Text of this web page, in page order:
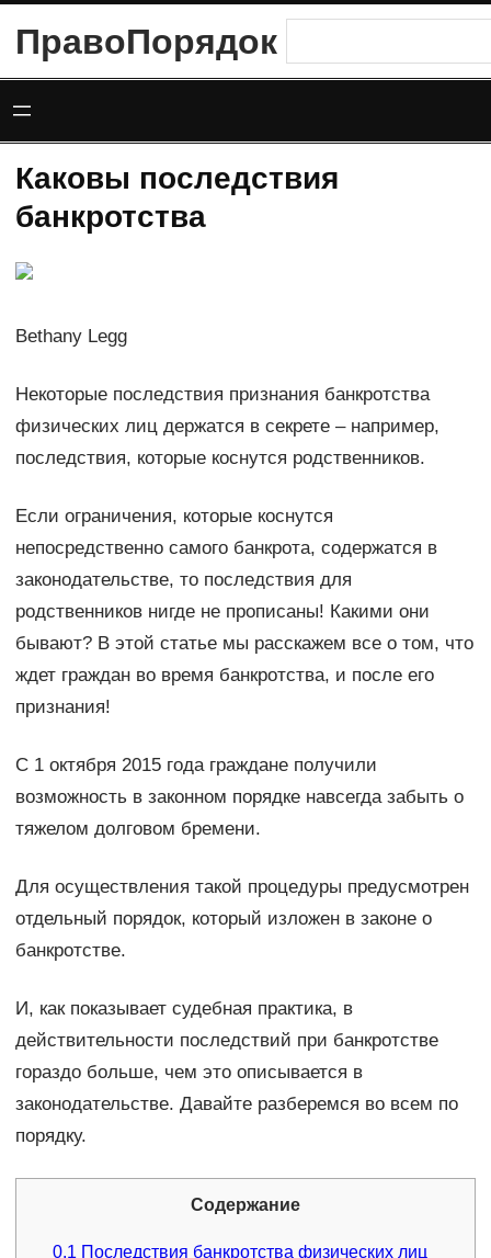
содержимому
ПравоПорядок
Каковы последствия
банкротства
Bethany Legg
Некоторые последствия признания банкротства
физических лиц держатся в секрете – например,
последствия, которые коснутся родственников.
Если ограничения, которые коснутся
непосредственно самого банкрота, содержатся в
законодательстве, то последствия для
родственников нигде не прописаны! Какими они
бывают? В этой статье мы расскажем все о том, что
ждет граждан во время банкротства, и после его
признания!
С 1 октября 2015 года граждане получили
возможность в законном порядке навсегда забыть о
тяжелом долговом бремени.
Для осуществления такой процедуры предусмотрен
отдельный порядок, который изложен в законе о
банкротстве.
И, как показывает судебная практика, в
действительности последствий при банкротстве
гораздо больше, чем это описывается в
законодательстве. Давайте разберемся во всем по
порядку.
Содержание
0.1 Последствия банкротства физических лиц